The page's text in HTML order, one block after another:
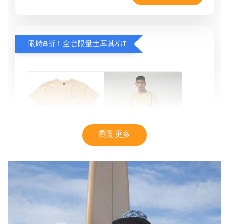
限時8折！全台限量土耳其棉T
瀏覽更多